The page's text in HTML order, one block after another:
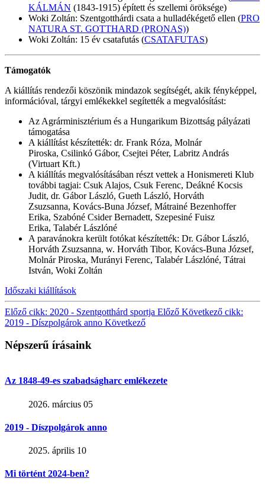
KÁLMÁN (1843-1915) épített és szellemi öröksége)
Woki Zoltán: Szentgotthárdi csata a hulladékégető ellen (PRO
NATURA ST. GOTTHARD (PRONAS))
Woki Zoltán: 15 év csatafutás (CSATAFUTAS)
Támogatók
A kiállítás rendezői köszönik mindazok segítségét, akik fényképpel,
információval, tárgyi emlékekkel segítették a megvalósítást:
Az Agrárminisztérium és a Hungarikum Bizottság pályázati
támogatása
A kiállítást készítették: dr. Frank Róza, Molnár
Piroska, Csilinkó Gábor, Csejtei Péter, Labritz András
(Virtuart Kft.)
A kiállítás megvalósításában részt vettek a Honismereti Klub
további tagjai: Csuk Alajos, Csuk Ferenc, Deákné Kocsis
Judit, dr. Gábor László, Gueth László, Horváth
Zsuzsanna, Kovács-Buna József, Mátrainé Bezenhoffer
Erika, Szabóné Csider Bernadett, Szepesiné Fuisz
Erika, Talabér Lászlóné
A paravánokra került fotókat készítették: Dr. Gábor László,
Horváth Zsuzsanna, w. Horváth Tibor, Kovács-Buna József,
Molnár Piroska, Murányi Ferenc, Talabér Lászlóné, Tátrai
István, Woki Zoltán
Időszaki kiállítások
Előző cikk: 2020 - Szentgotthárd sportja Előző Következő cikk:
2019 - Díszpolgárok anno Következő
Népszerű írásaink
Az 1848-49-es szabadságharc emlékezete
2026. március 05
2019 - Díszpolgárok anno
2025. április 10
Mi történt 2024-ben?